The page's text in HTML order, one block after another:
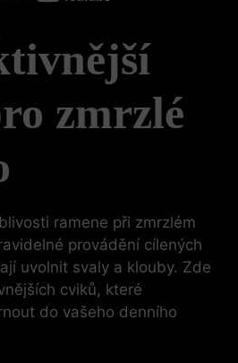
zmrzlé
ramene při zmrzlém
provádění cílených
uvolnit svaly a klouby. Zde
cviků, které
do vašeho denního